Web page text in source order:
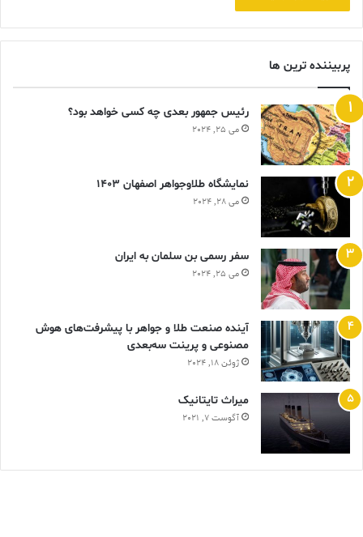
پربیننده ترین ها
رئیس جمهور بعدی چه کسی خواهد بود؟
می 25, 2024
نمایشگاه طلاوجواهر اصفهان 1403
می 28, 2024
سفر رسمی بن سلمان به ایران
می 25, 2024
آینده صنعت طلا و جواهر با پیشرفت‌های هوش
مصنوعی و پرینت سه‌بعدی
ژوئن 18, 2024
ميراث تايتانيک
آگوست 7, 2021